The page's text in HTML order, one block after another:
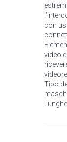
con
video
Tipo